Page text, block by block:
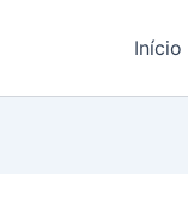
Início